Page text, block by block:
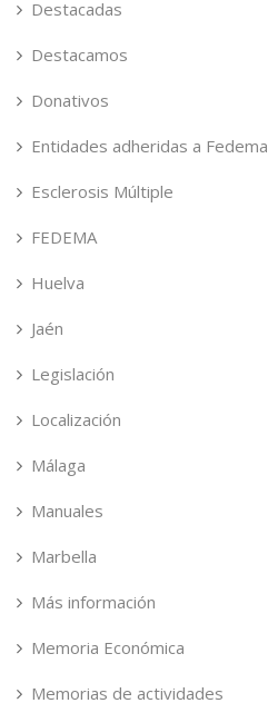
Destacadas
Destacamos
Donativos
Entidades adheridas a Fedema
Esclerosis Múltiple
FEDEMA
Huelva
Jaén
Legislación
Localización
Málaga
Manuales
Marbella
Más información
Memoria Económica
Memorias de actividades